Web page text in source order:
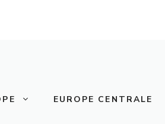
EUROPE CENTRALE